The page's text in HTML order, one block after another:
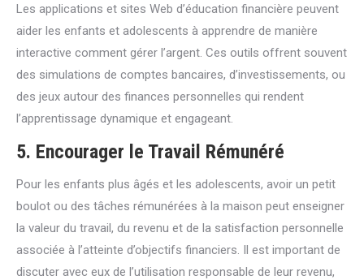
Les applications et sites Web d’éducation financière peuvent
aider les enfants et adolescents à apprendre de manière
interactive comment gérer l’argent. Ces outils offrent souvent
des simulations de comptes bancaires, d’investissements, ou
des jeux autour des finances personnelles qui rendent
l’apprentissage dynamique et engageant.
5. Encourager le Travail Rémunéré
Pour les enfants plus âgés et les adolescents, avoir un petit
boulot ou des tâches rémunérées à la maison peut enseigner
la valeur du travail, du revenu et de la satisfaction personnelle
associée à l’atteinte d’objectifs financiers. Il est important de
discuter avec eux de l’utilisation responsable de leur revenu,